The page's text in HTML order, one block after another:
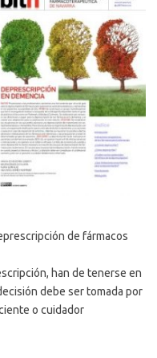
de fármacos
han de tenerse en
debe ser tomada por
o cuidador